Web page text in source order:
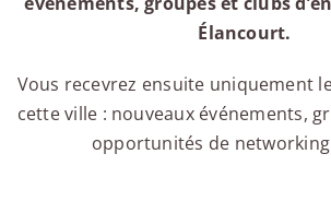
Élancourt.
Vous recevrez ensuite uniquement
cette ville : nouveaux événements,
opportunités de networking